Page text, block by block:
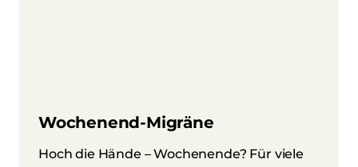
Wochenend-Migräne
Hoch die Hände – Wochenende? Für viele